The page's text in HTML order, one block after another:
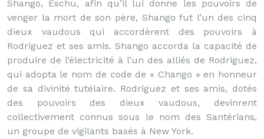
Shango, Eschu, afin qu’il lui donne les pouvoirs de
venger la mort de son père, Shango fut l’un des cinq
dieux vaudous qui accordèrent des pouvoirs à
Rodriguez et ses amis. Shango accorda la capacité de
produire de l’électricité à l’un des alliés de Rodriguez,
qui adopta le nom de code de « Chango » en honneur
de sa divinité tutélaire. Rodriguez et ses amis, dotés
des pouvoirs des dieux vaudous, devinrent
collectivement connus sous le nom des Santérians,
un groupe de vigilants basés à New York.